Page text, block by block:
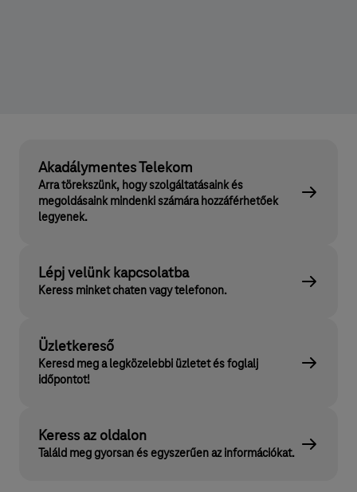
Akadálymentes Telekom
Arra törekszünk, hogy szolgáltatásaink és
megoldásaink mindenki számára hozzáférhetőek
legyenek.
Lépj velünk kapcsolatba
Keress minket chaten vagy telefonon.
Üzletkereső
Keresd meg a legközelebbi üzletet és foglalj
időpontot!
Keress az oldalon
Találd meg gyorsan és egyszerűen az információkat.